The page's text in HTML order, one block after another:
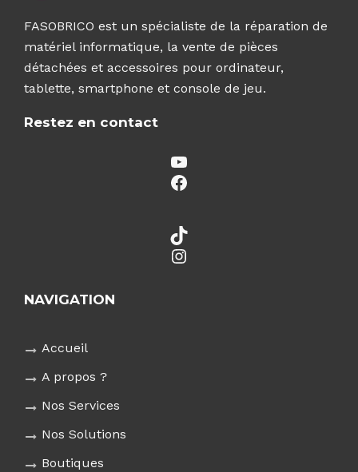
FASOBRICO est un spécialiste de la réparation de
matériel informatique, la vente de pièces
détachées et accessoires pour ordinateur,
tablette, smartphone et console de jeu.
Restez en contact
YouTube
Facebook
TikTok
Instagram
NAVIGATION
Accueil
A propos ?
Nos Services
Nos Solutions
Boutiques